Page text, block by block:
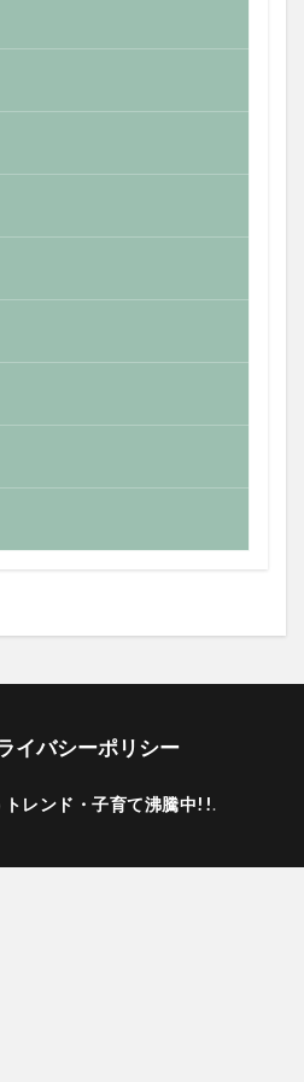
イバシーポリシー
トレンド・子育て沸騰中!!.